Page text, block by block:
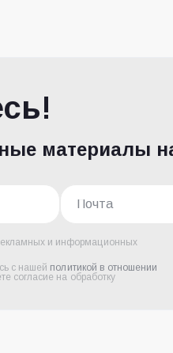
материалы
и информационных
с нашей политикой в отношении
согласие на обработку